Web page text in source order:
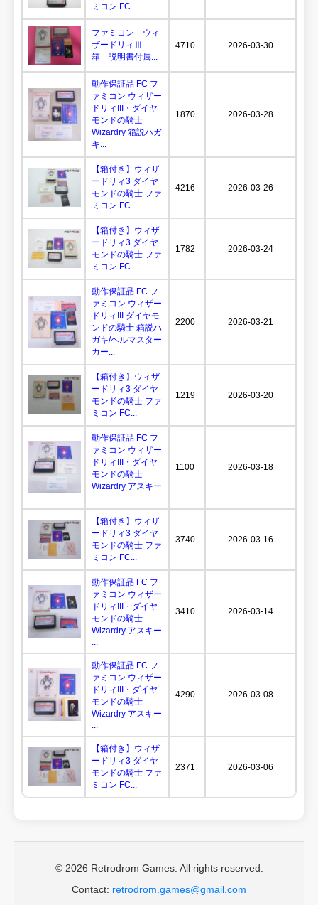
ミコン FC...
ファミコン ウィ
ザードリィⅢ
箱 説明書付属...
4710 2026-03-30
動作保証品 FC フ
ァミコン ウィザー
ドリィIII・ダイヤ
モンドの騎士
Wizardry 箱説ハガ
キ...
1870 2026-03-28
【箱付き】ウィザ
ードリィ3 ダイヤ
モンドの騎士 ファ
ミコン FC...
4216 2026-03-26
【箱付き】ウィザ
ードリィ3 ダイヤ
モンドの騎士 ファ
ミコン FC...
1782 2026-03-24
動作保証品 FC フ
ァミコン ウィザー
ドリィIII ダイヤモ
ンドの騎士 箱説ハ
ガキ/ヘルマスター
カー...
2200 2026-03-21
【箱付き】ウィザ
ードリィ3 ダイヤ
モンドの騎士 ファ
ミコン FC...
1219 2026-03-20
動作保証品 FC フ
ァミコン ウィザー
ドリィIII・ダイヤ
モンドの騎士
Wizardry アスキー
1100 2026-03-18
【箱付き】ウィザ
ードリィ3 ダイヤ
モンドの騎士 ファ
ミコン FC...
3740 2026-03-16
動作保証品 FC フ
ァミコン ウィザー
ドリィIII・ダイヤ
モンドの騎士
Wizardry アスキー
3410 2026-03-14
動作保証品 FC フ
ァミコン ウィザー
ドリィIII・ダイヤ
モンドの騎士
Wizardry アスキー
4290 2026-03-08
【箱付き】ウィザ
ードリィ3 ダイヤ
モンドの騎士 ファ
ミコン FC...
2371 2026-03-06
© 2026 Retrodrom Games. All rights reserved.
Contact: retrodrom.games@gmail.com